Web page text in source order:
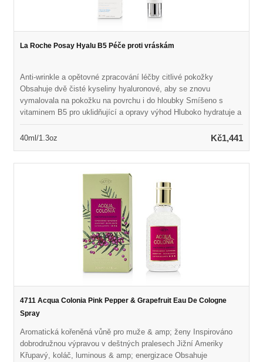
La Roche Posay Hyalu B5 Péče proti vráskám
Anti-wrinkle a opětovné zpracování léčby citlivé pokožky
Obsahuje dvě čisté kyseliny hyaluronové, aby se znovu
vymalovala na pokožku na povrchu i do hloubky Smíšeno s
vitaminem B5 pro uklidňující a opravy výhod Hluboko hydratuje a
svěží a pružnější s přirozenou plností
40ml/1.3oz Kč1,441
4711 Acqua Colonia Pink Pepper & Grapefruit Eau De Cologne
Spray
Aromatická kořeněná vůně pro muže & amp; ženy Inspirováno
dobrodružnou výpravou v deštných pralesech Jižní Ameriky
Křupavý, koláč, luminous & amp; energizace Obsahuje